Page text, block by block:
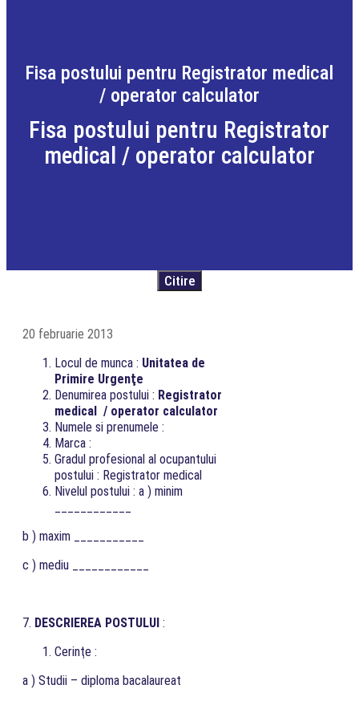
Fisa postului pentru Registrator medical
/ operator calculator
Fisa postului pentru Registrator
medical / operator calculator
20 februarie 2013
Locul de munca : Unitatea de
Primire Urgenţe
Denumirea postului : Registrator
medical / operator calculator
Numele si prenumele :
Marca :
Gradul profesional al ocupantului
postului : Registrator medical
Nivelul postului : a ) minim
b ) maxim ___________
c ) mediu ____________
7. DESCRIEREA POSTULUI :
Cerinţe :
a ) Studii – diploma bacalaureat